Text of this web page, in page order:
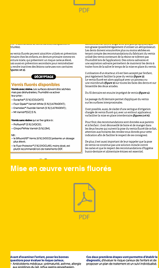
Mise en œuvre vernis fluorés